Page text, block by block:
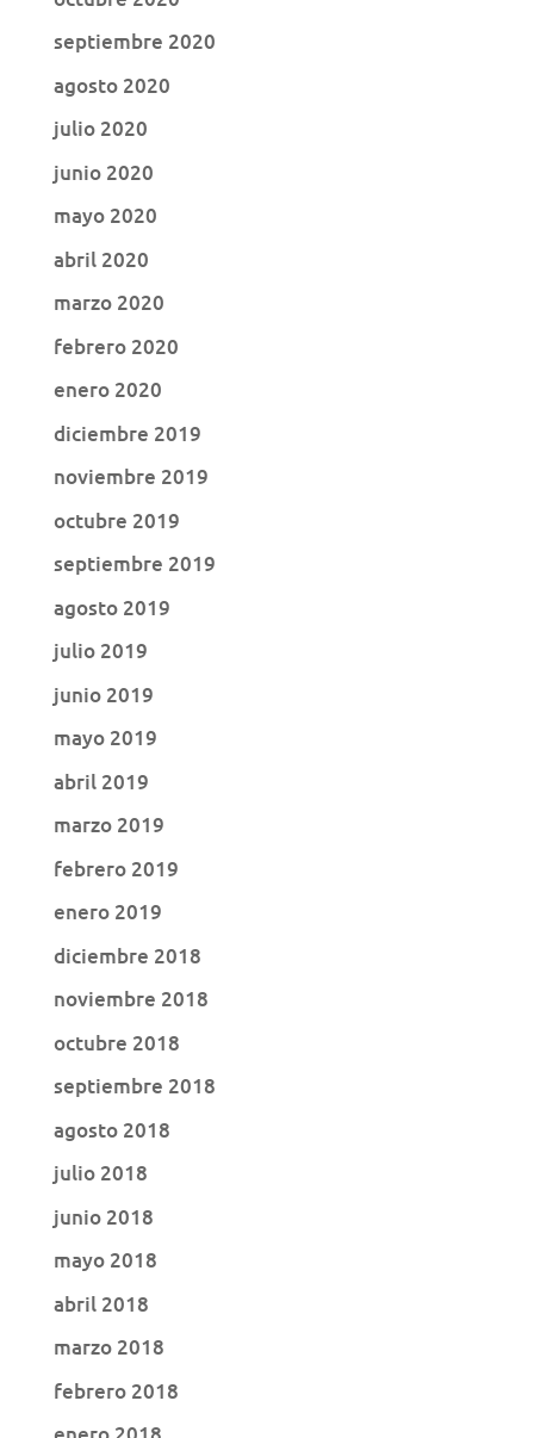
septiembre 2020
agosto 2020
julio 2020
junio 2020
mayo 2020
abril 2020
marzo 2020
febrero 2020
enero 2020
diciembre 2019
noviembre 2019
octubre 2019
septiembre 2019
agosto 2019
julio 2019
junio 2019
mayo 2019
abril 2019
marzo 2019
febrero 2019
enero 2019
diciembre 2018
noviembre 2018
octubre 2018
septiembre 2018
agosto 2018
julio 2018
junio 2018
mayo 2018
abril 2018
marzo 2018
febrero 2018